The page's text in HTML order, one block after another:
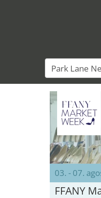
03. - 07.
FFANY